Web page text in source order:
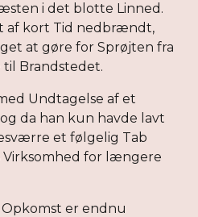
i det blotte Linned.
af kort Tid nedbrændt,
at gøre for Sprøjten fra
til Brandstedet.
Undtagelse af et
da han kun havde lavt
et følgelig Tab
Virksomhed for længere
er endnu